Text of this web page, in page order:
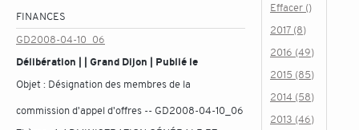
FINANCES
GD2008-04-10_06
Délibération | | Grand Dijon | Publié le
Objet : Désignation des membres de la
commission d'appel d'offres -- GD2008-04-10_06
Effacer ()
2017 (8)
2016 (49)
2015 (85)
2014 (58)
2013 (46)